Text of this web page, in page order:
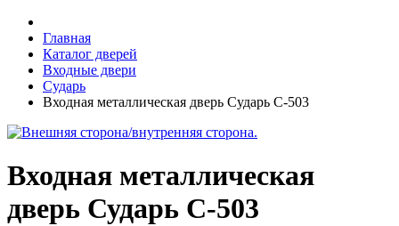
Главная
Каталог дверей
Входные двери
Сударь
Входная металлическая дверь Сударь С-503
Входная металлическая
дверь Сударь С-503